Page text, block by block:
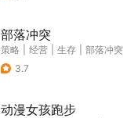
部落冲突
策略 经营 生存
部落冲突
3.7
动漫女孩跑步